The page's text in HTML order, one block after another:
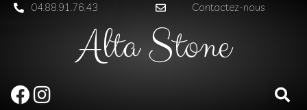
04.88.91.76.43 Contactez-nous
Alta Stone